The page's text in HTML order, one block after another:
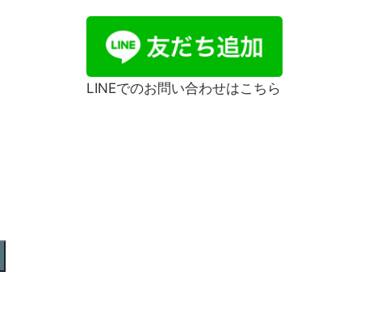
LINEでのお問い合わせはこちら